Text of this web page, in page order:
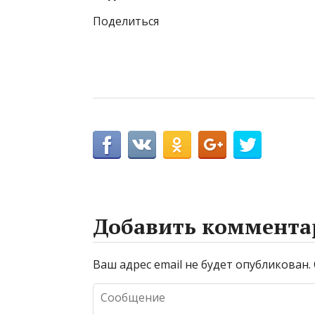
Поделиться
Добавить
Ваш адрес email не будет опубликован.